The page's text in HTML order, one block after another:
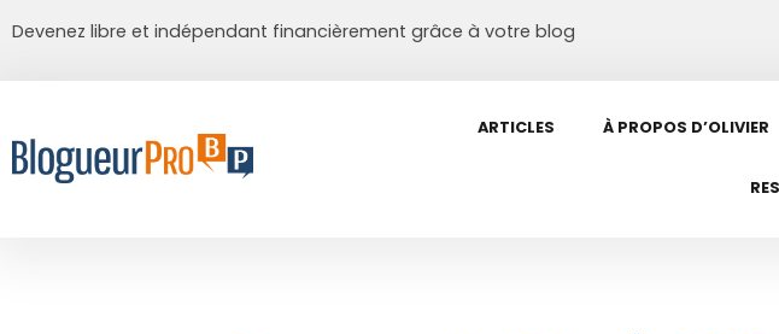
Devenez libre et indépendant financièrement grâce à votre blog
ARTICLES À PROPOS D’OLIVIER